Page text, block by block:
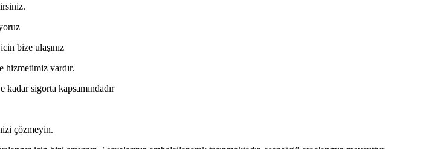
bize ulaşınız
hizmetimiz vardır.
kadar sigorta kapsamındadır
çözmeyin.